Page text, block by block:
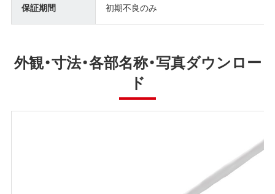
保証期間 初期不良のみ
外観・寸法・各部名称・写真ダウンロー
ド